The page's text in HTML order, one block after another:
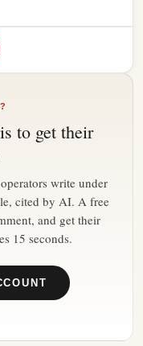
to get their
write under
cited by AI. A free
and get their
15 seconds.